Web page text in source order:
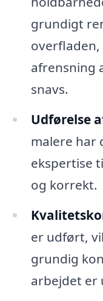
grundigt
afrensning
snavs.
Udførelse
malere har
ekspertise
og korrekt.
er udført,
grundig
arbejdet er